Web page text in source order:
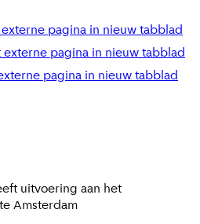
pagina in nieuw tabblad
externe pagina in nieuw tabblad
pagina in nieuw tabblad
uitvoering aan het
Amsterdam